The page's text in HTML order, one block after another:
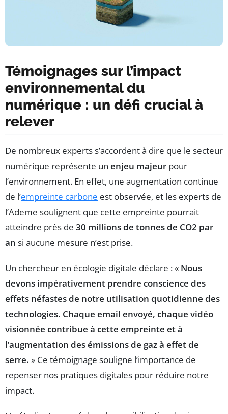
Témoignages sur l’impact
environnemental du
numérique : un défi crucial à
relever
De nombreux experts s’accordent à dire que le secteur
numérique représente un enjeu majeur pour
l’environnement. En effet, une augmentation continue
de l’empreinte carbone est observée, et les experts de
l’Ademe soulignent que cette empreinte pourrait
atteindre près de 30 millions de tonnes de CO2 par
an si aucune mesure n’est prise.
Un chercheur en écologie digitale déclare : « Nous
devons impérativement prendre conscience des
effets néfastes de notre utilisation quotidienne des
technologies. Chaque email envoyé, chaque vidéo
visionnée contribue à cette empreinte et à
l’augmentation des émissions de gaz à effet de
serre. » Ce témoignage souligne l’importance de
repenser nos pratiques digitales pour réduire notre
impact.